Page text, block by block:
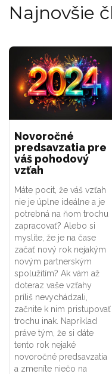
Najnovšie
Novoročné
predsavzatia pre
váš pohodový
vzťah
Máte pocit, že váš vzťah
nie je úplne ideálne a je
potrebná na ňom trochu
zapracovať? Alebo si
myslíte, že je na čase
začať nový rok nejakým
novým partnerským
spolužitím? Ak vám až
doteraz vaše vzťahy
príliš nevychádzali,
začnite k nim pristupovať
trochu inak. Napríklad
práve tým, že si dáte
tento rok nejaké
novoročné predsavzatia
a zmeníte niečo na